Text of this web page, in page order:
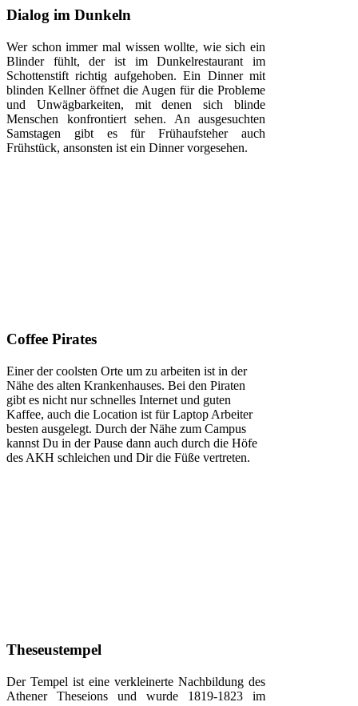
Dialog im Dunkeln
Wer schon immer mal wissen wollte, wie sich ein
Blinder fühlt, der ist im Dunkelrestaurant im
Schottenstift richtig aufgehoben. Ein Dinner mit
blinden Kellner öffnet die Augen für die Probleme
und Unwägbarkeiten, mit denen sich blinde
Menschen konfrontiert sehen. An ausgesuchten
Samstagen gibt es für Frühaufsteher auch
Frühstück, ansonsten ist ein Dinner vorgesehen.
Coffee Pirates
Einer der coolsten Orte um zu arbeiten ist in der
Nähe des alten Krankenhauses. Bei den Piraten
gibt es nicht nur schnelles Internet und guten
Kaffee, auch die Location ist für Laptop Arbeiter
besten ausgelegt. Durch der Nähe zum Campus
kannst Du in der Pause dann auch durch die Höfe
des AKH schleichen und Dir die Füße vertreten.
Theseustempel
Der Tempel ist eine verkleinerte Nachbildung des
Athener Theseions und wurde 1819-1823 im